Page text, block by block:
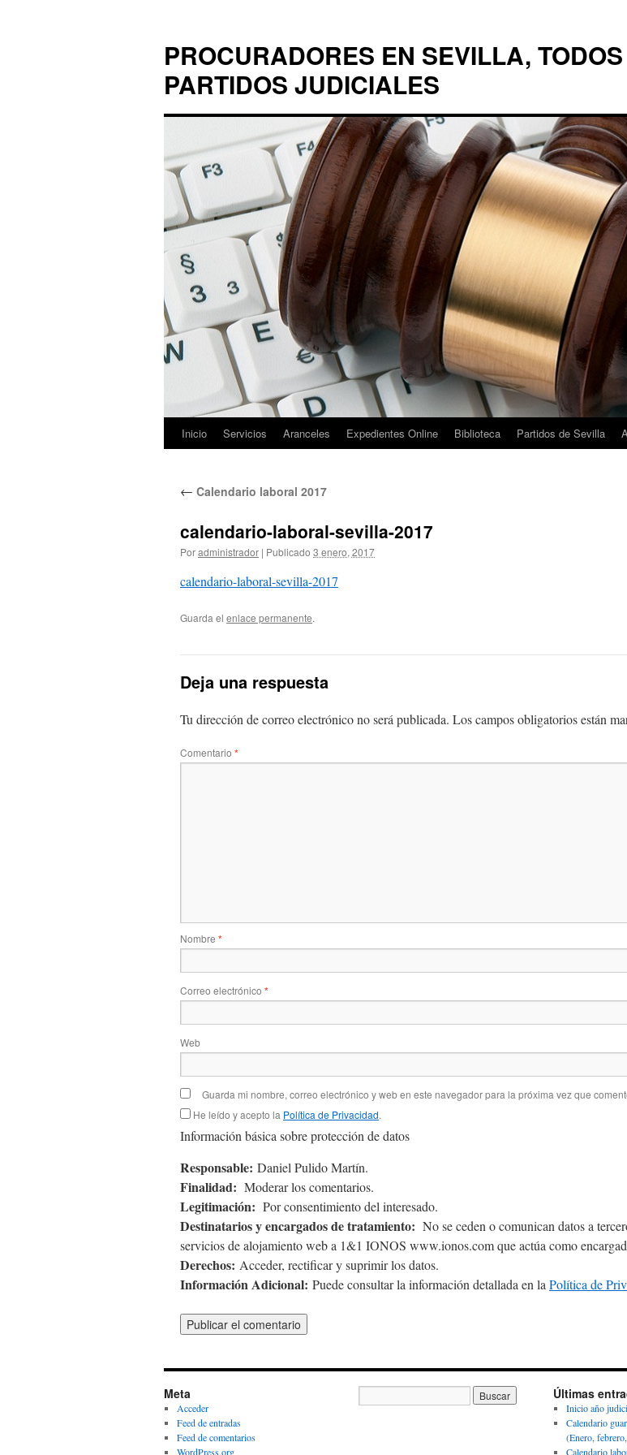
PROCURADORES EN SEVILLA,
PARTIDOS JUDICIALES
Saltar
contenido
Inicio Servicios Aranceles Expedientes Online Biblioteca Partidos de Sevilla
← Calendario laboral 2017
calendario-laboral-sevilla-2017
Poradministrador | Publicado 3 enero, 2017
calendario-laboral-sevilla-2017
Guarda el enlace permanente.
Deja una respuesta
Tu dirección de correo electrónico no será publicada. Los campos obligatorios están
Comentario *
Nombre *
Correo electrónico *
Web
Guarda mi nombre, correo electrónico y web en este navegador para la próxima vez que
He leído y acepto la Política de Privacidad.
Información básica sobre protección de datos
Responsable: Daniel Pulido Martín.
Finalidad: Moderar los comentarios.
Legitimación: Por consentimiento del interesado.
Destinatarios y encargados de tratamiento: No se ceden o comunican datos a
servicios de alojamiento web a 1&1 IONOS www.ionos.com que actúa como
Derechos: Acceder, rectificar y suprimir los datos.
Información Adicional: Puede consultar la información detallada en la Política de
Meta
Acceder
Feed de entradas
Feed de comentarios
WordPress.org
Últimas
Inicio año
Calendario
(Enero,
Calendario